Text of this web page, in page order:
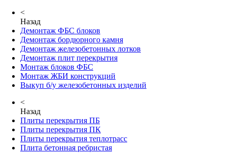
<
Назад
Демонтаж ФБС блоков
Демонтаж бордюрного камня
Демонтаж железобетонных лотков
Демонтаж плит перекрытия
Монтаж блоков ФБС
Монтаж ЖБИ конструкций
Выкуп б/у железобетонных изделий
<
Назад
Плиты перекрытия ПБ
Плиты перекрытия ПК
Плиты перекрытия теплотрасс
Плита бетонная ребристая